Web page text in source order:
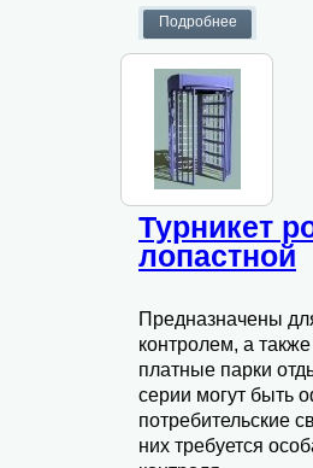
Турникет
лопастной
Предназначены
контролем, а
платные парки
серии могут быть
потребительские
них требуется